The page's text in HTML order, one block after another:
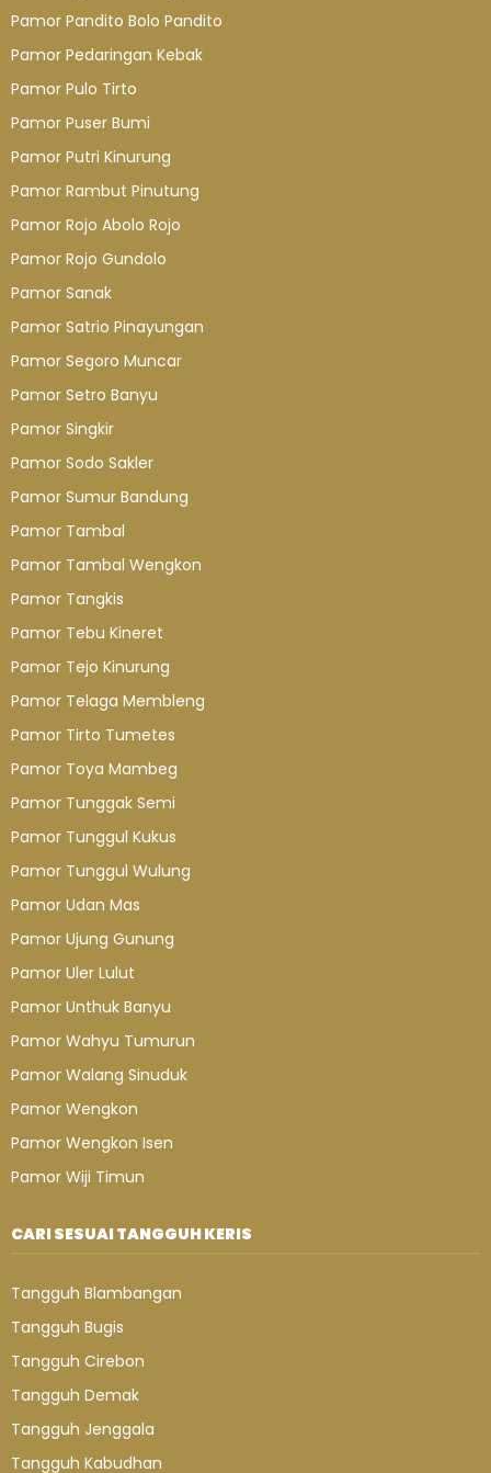
Pamor Pandito Bolo Pandito
Pamor Pedaringan Kebak
Pamor Pulo Tirto
Pamor Puser Bumi
Pamor Putri Kinurung
Pamor Rambut Pinutung
Pamor Rojo Abolo Rojo
Pamor Rojo Gundolo
Pamor Sanak
Pamor Satrio Pinayungan
Pamor Segoro Muncar
Pamor Setro Banyu
Pamor Singkir
Pamor Sodo Sakler
Pamor Sumur Bandung
Pamor Tambal
Pamor Tambal Wengkon
Pamor Tangkis
Pamor Tebu Kineret
Pamor Tejo Kinurung
Pamor Telaga Membleng
Pamor Tirto Tumetes
Pamor Toya Mambeg
Pamor Tunggak Semi
Pamor Tunggul Kukus
Pamor Tunggul Wulung
Pamor Udan Mas
Pamor Ujung Gunung
Pamor Uler Lulut
Pamor Unthuk Banyu
Pamor Wahyu Tumurun
Pamor Walang Sinuduk
Pamor Wengkon
Pamor Wengkon Isen
Pamor Wiji Timun
CARI SESUAI TANGGUH KERIS
Tangguh Blambangan
Tangguh Bugis
Tangguh Cirebon
Tangguh Demak
Tangguh Jenggala
Tangguh Kabudhan